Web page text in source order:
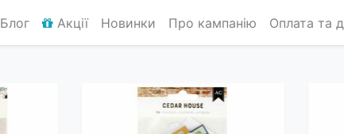
Блог Акції Новинки Про кампанію Оплата та